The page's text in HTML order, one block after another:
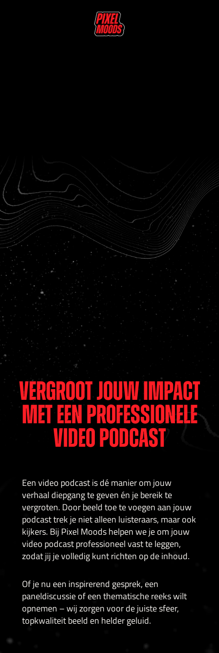
Vergroot jouw impact
met een professionele
video podcast
Een video podcast is dé manier om jouw
verhaal diepgang te geven én je bereik te
vergroten. Door beeld toe te voegen aan jouw
podcast trek je niet alleen luisteraars, maar ook
kijkers. Bij Pixel Moods helpen we je om jouw
video podcast professioneel vast te leggen,
zodat jij je volledig kunt richten op de inhoud.
Of je nu een inspirerend gesprek, een
paneldiscussie of een thematische reeks wilt
opnemen – wij zorgen voor de juiste sfeer,
topkwaliteit beeld en helder geluid.